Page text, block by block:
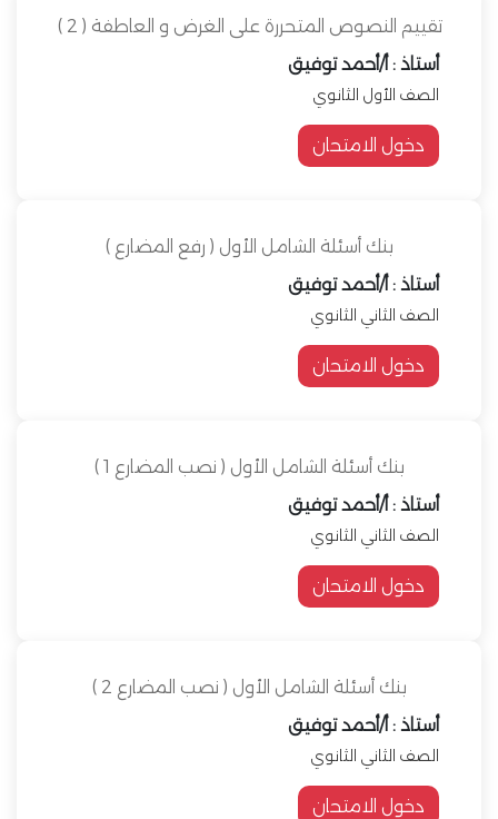
تقييم النصوص المتحررة على الغرض و العاطفة ( 2 )
أستاذ : أ/أحمد توفيق
الصف الأول الثانوي
دخول الامتحان
بنك أسئلة الشامل الأول ( رفع المضارع )
أستاذ : أ/أحمد توفيق
الصف الثاني الثانوي
دخول الامتحان
بنك أسئلة الشامل الأول ( نصب المضارع 1 )
أستاذ : أ/أحمد توفيق
الصف الثاني الثانوي
دخول الامتحان
بنك أسئلة الشامل الأول ( نصب المضارع 2 )
أستاذ : أ/أحمد توفيق
الصف الثاني الثانوي
دخول الامتحان